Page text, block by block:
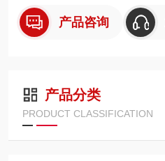
产品咨询
产品分类
PRODUCT CLASSIFICATION